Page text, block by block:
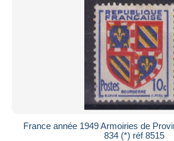
France année 1949 Armoiries de
834 (*) réf 8515